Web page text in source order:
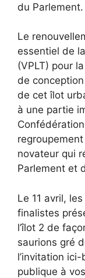
du Parlement.
Le
essentiel de
(VPLT) pour
de
de cet îlot
à une partie
novateur qui
Parlement et
Le 11 avril,
finalistes
l’îlot 2 de
saurions gré
l’invitation
publique à